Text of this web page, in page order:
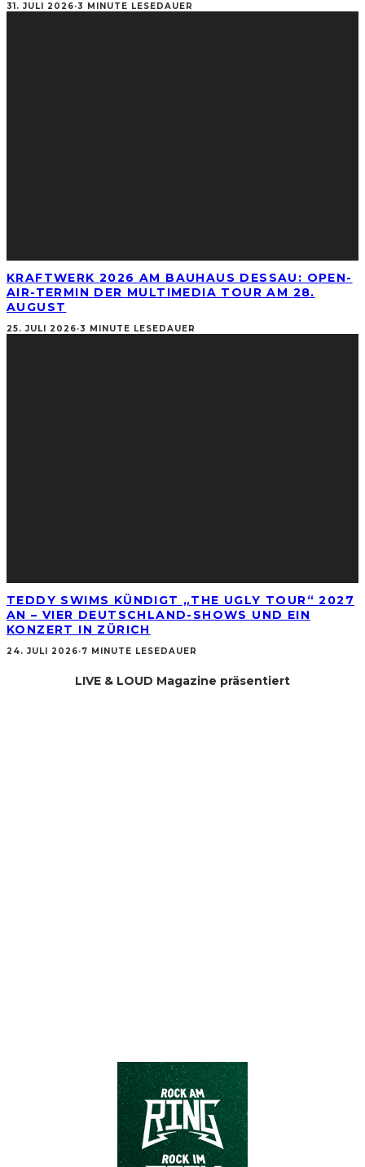
31. JULI 2026·3 MINUTE LESEDAUER
KRAFTWERK 2026 AM BAUHAUS DESSAU: OPEN-
AIR-TERMIN DER MULTIMEDIA TOUR AM 28.
AUGUST
25. JULI 2026·3 MINUTE LESEDAUER
TEDDY SWIMS KÜNDIGT „THE UGLY TOUR“ 2027
AN – VIER DEUTSCHLAND-SHOWS UND EIN
KONZERT IN ZÜRICH
24. JULI 2026·7 MINUTE LESEDAUER
LIVE & LOUD Magazine präsentiert